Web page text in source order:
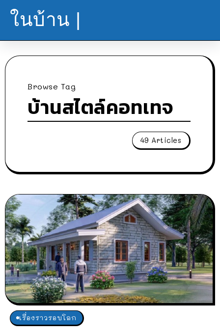
ในบ้าน |
Browse Tag
บ้านสไตล์คอทเทจ
49 Articles
เรื่องราวรอบโลก